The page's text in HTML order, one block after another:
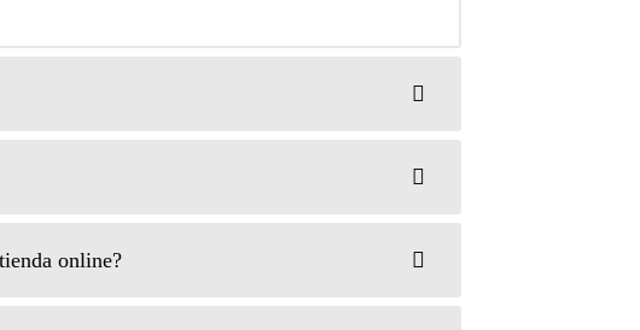
online?